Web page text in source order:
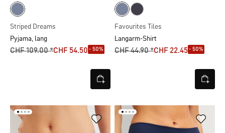
Striped Dreams
Pyjama, lang
CHF 109.00 *CHF 54.50 - 50%
Favourites Tiles
Langarm-Shirt
CHF 44.90 *CHF 22.45- 50%